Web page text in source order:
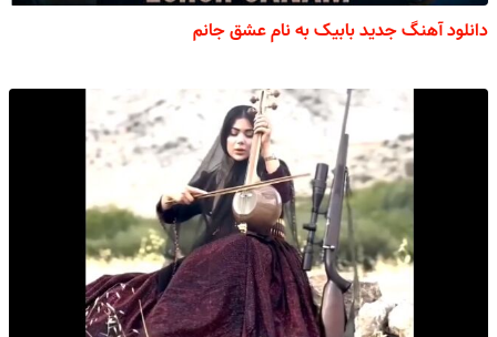
دانلود آهنگ جدید بابیک به نام عشق جانم